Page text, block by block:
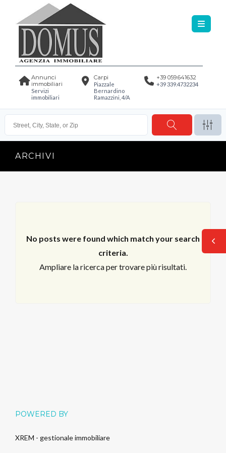
Annunci
immobiliari
Servizi
immobiliari
Carpi
Piazzale
Bernardino
Ramazzini, 4/A
+39 059.641632
+39 339.4732234
ARCHIVI
No posts were found which match your search
criteria.
Ampliare la ricerca per trovare più risultati.
POWERED BY
XREM - gestionale immobiliare